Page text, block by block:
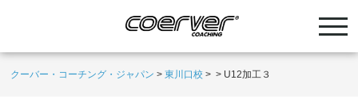
クーバー・コーチング・ジャパン >東川口校 > > U12加工３